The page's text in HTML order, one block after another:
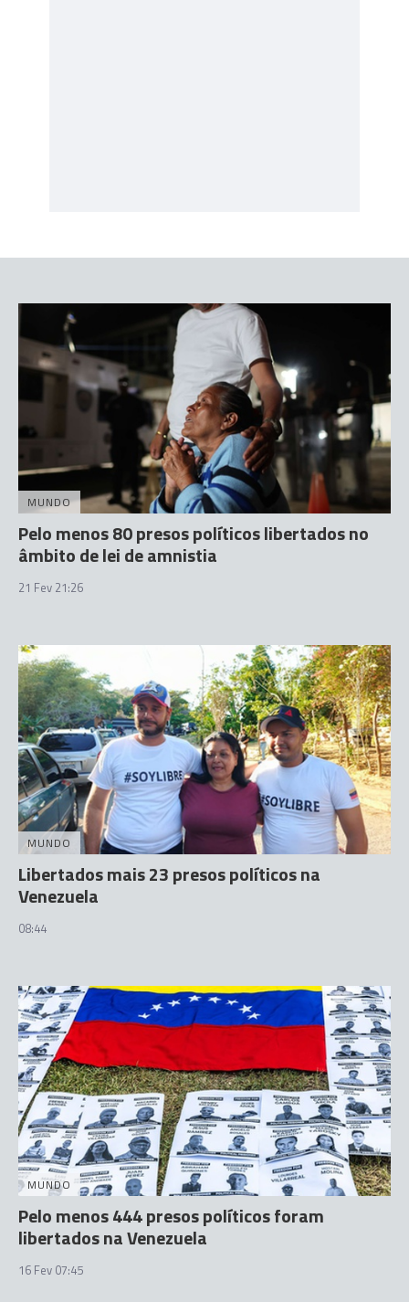
MUNDO
Pelo menos 80 presos políticos libertados no
âmbito de lei de amnistia
21 Fev 21:26
MUNDO
Libertados mais 23 presos políticos na
Venezuela
08:44
MUNDO
Pelo menos 444 presos políticos foram
libertados na Venezuela
16 Fev 07:45